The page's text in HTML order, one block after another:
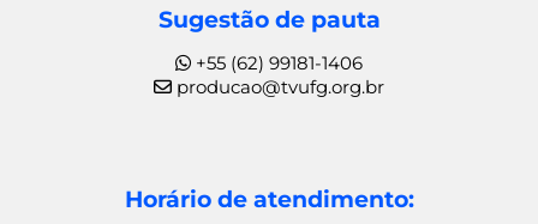
Sugestão de pauta
+55 (62) 99181-1406
producao@tvufg.org.br
Horário de atendimento: